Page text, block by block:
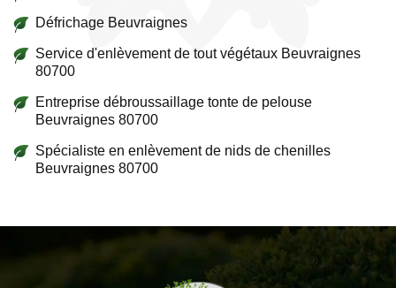
Défrichage Beuvraignes
Service d'enlèvement de tout végétaux Beuvraignes
80700
Entreprise débroussaillage tonte de pelouse
Beuvraignes 80700
Spécialiste en enlèvement de nids de chenilles
Beuvraignes 80700